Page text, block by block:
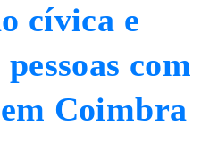
cívica e
com
Coimbra